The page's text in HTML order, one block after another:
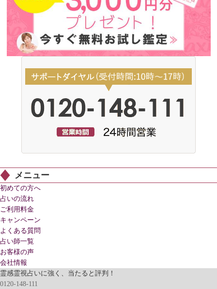
メニュー
初めての方へ
占いの流れ
ご利用料金
キャンペーン
よくある質問
占い師一覧
お客様の声
会社情報
霊感霊視占いに強く、当たると評判！
0120-148-111